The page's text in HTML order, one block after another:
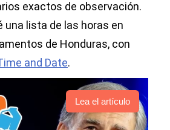
exactos de observación.
una lista de las horas en
de Honduras, con
and Date.
Lea el artículo